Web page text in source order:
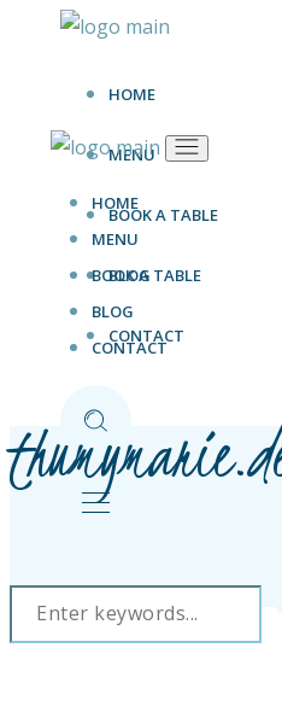
springen
HOME
MENU
BOOK A TABLE
BLOG
CONTACT
HOME
MENU
BOOK A TABLE
BLOG
CONTACT